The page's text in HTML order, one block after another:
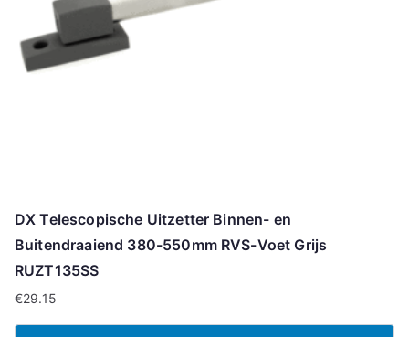
DX Telescopische Uitzetter Binnen- en
Buitendraaiend 380-550mm RVS-Voet Grijs
RUZT135SS
€29.15